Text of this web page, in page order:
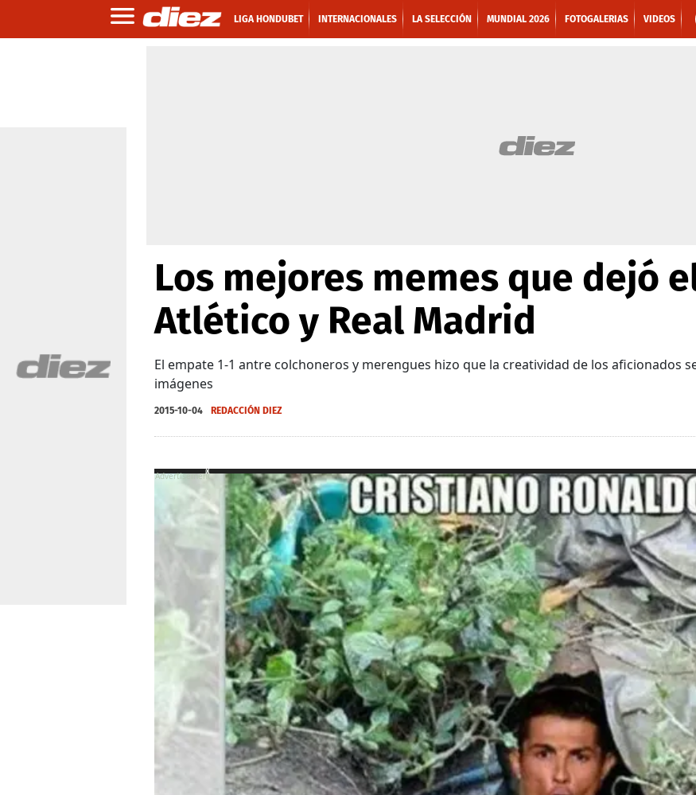
LIGA HONDUBET INTERNACIONALES LA SELECCIÓN MUNDIAL 2026 FOTOGALERIAS VIDEOS
Los mejores memes que dejó
Atlético y Real Madrid
El empate 1-1 antre colchoneros y merengues hizo que la creatividad de los aficionados
imágenes
2015-10-04 REDACCIÓN DIEZ
X